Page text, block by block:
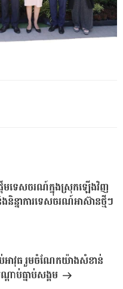
ើមទេសចរណ៍ក្នុងស្រុកឡើងវិញ
នាការទេសចរណ៍អាស៊ានថ្មីៗ
ប់អាវុធ រួមចំណែកយ៉ាងសំខាន់
ាប់ធ្នាប់សង្គម